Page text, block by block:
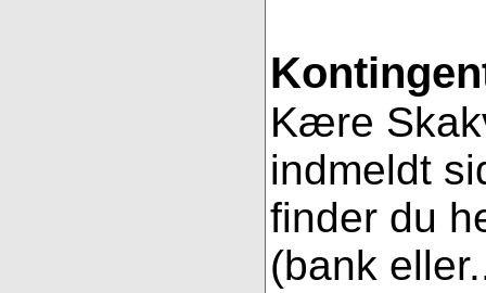
Kære
indmeldt
finder du
(bank